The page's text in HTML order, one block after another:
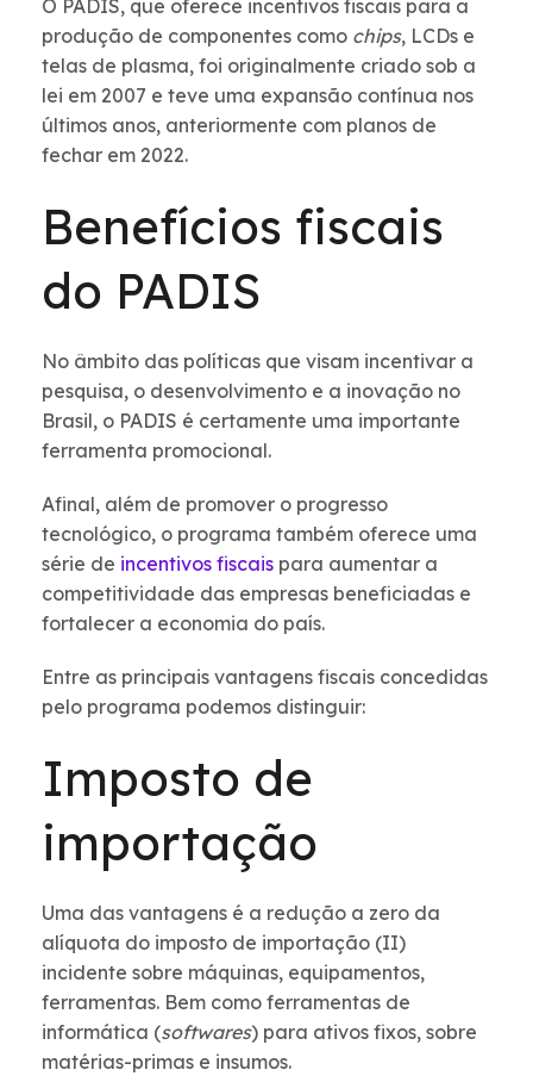
O PADIS, que oferece incentivos fiscais para a
produção de componentes como chips, LCDs e
telas de plasma, foi originalmente criado sob a
lei em 2007 e teve uma expansão contínua nos
últimos anos, anteriormente com planos de
fechar em 2022.
Benefícios fiscais
do PADIS
No âmbito das políticas que visam incentivar a
pesquisa, o desenvolvimento e a inovação no
Brasil, o PADIS é certamente uma importante
ferramenta promocional.
Afinal, além de promover o progresso
tecnológico, o programa também oferece uma
série de incentivos fiscais para aumentar a
competitividade das empresas beneficiadas e
fortalecer a economia do país.
Entre as principais vantagens fiscais concedidas
pelo programa podemos distinguir:
Imposto de
importação
Uma das vantagens é a redução a zero da
alíquota do imposto de importação (II)
incidente sobre máquinas, equipamentos,
ferramentas. Bem como ferramentas de
informática (softwares) para ativos fixos, sobre
matérias-primas e insumos.